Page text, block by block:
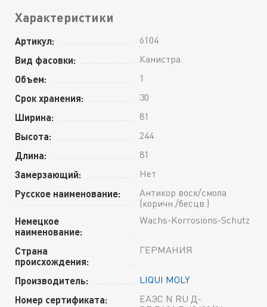
Характеристики
Артикул: 6104
Вид фасовки: Канистра
Объем: 1
Срок хранения: 30
Ширина: 81
Высота: 244
Длина: 81
Замерзающий: Нет
Русское наименование:
Антикор воск/смола
(коричн./бесцв.)
Немецкое
наименование:
Wachs-Korrosions-Schutz
Страна
происхождения:
ГЕРМАНИЯ
Производитель: LIQUI MOLY
Номер сертификата:
ЕАЭС N RU Д-